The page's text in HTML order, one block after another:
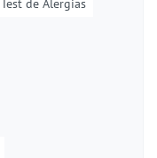
Test de Alergias